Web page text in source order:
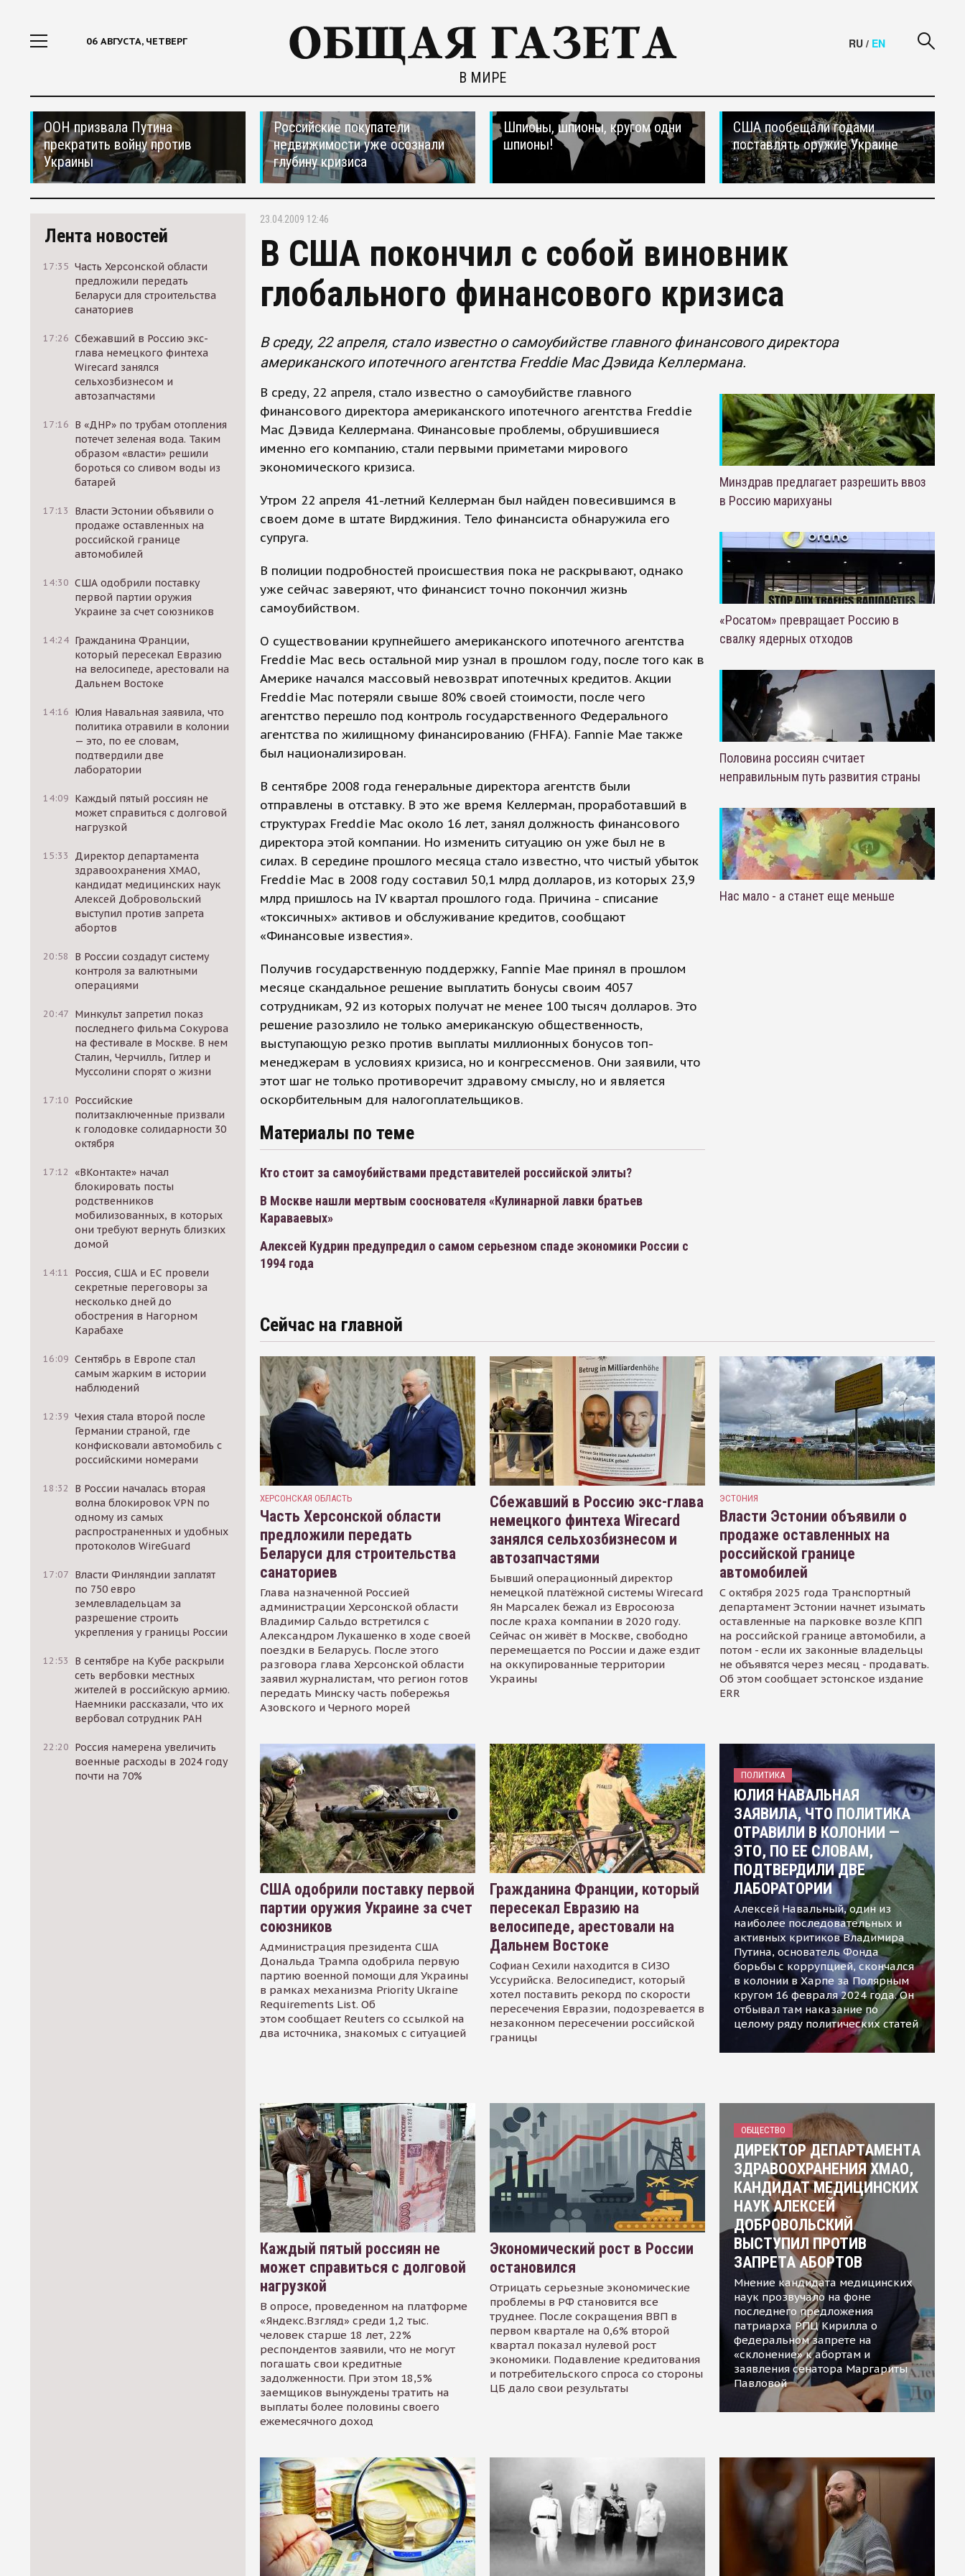
06 АВГУСТА, ЧЕТВЕРГ
В МИРЕ
RU / EN
ООН призвала Путина
прекратить войну против
Украины
Российские покупатели
недвижимости уже осознали
глубину кризиса
Шпионы, шпионы, кругом одни
шпионы!
США пообещали годами
поставлять оружие Украине
Лента новостей
17:35 Часть Херсонской области
предложили передать
Беларуси для строительства
санаториев
17:26 Сбежавший в Россию экс-
глава немецкого финтеха
Wirecard занялся
сельхозбизнесом и
автозапчастями
17:16 В «ДНР» по трубам отопления
потечет зеленая вода. Таким
образом «власти» решили
бороться со сливом воды из
батарей
17:13
Власти Эстонии объявили о
продаже оставленных на
российской границе
автомобилей
14:30 США одобрили поставку
первой партии оружия
Украине за счет союзников
14:24 Гражданина Франции,
который пересекал Евразию
на велосипеде, арестовали на
Дальнем Востоке
14:16 Юлия Навальная заявила, что
политика отравили в колонии
— это, по ее словам,
подтвердили две
лаборатории
14:09 Каждый пятый россиян не
может справиться с долговой
нагрузкой
15:33
Директор департамента
здравоохранения ХМАО,
кандидат медицинских наук
Алексей Добровольский
выступил против запрета
абортов
20:58
В России создадут систему
контроля за валютными
операциями
20:47 Минкульт запретил показ
последнего фильма Сокурова
на фестивале в Москве. В нем
Сталин, Черчилль, Гитлер и
Муссолини спорят о жизни
17:10 Российские
политзаключенные призвали
к голодовке солидарности 30
октября
17:12 «ВКонтакте» начал
блокировать посты
родственников
мобилизованных, в которых
они требуют вернуть близких
домой
14:11
Россия, США и ЕС провели
секретные переговоры за
несколько дней до
обострения в Нагорном
Карабахе
16:09 Сентябрь в Европе стал
самым жарким в истории
наблюдений
12:39 Чехия стала второй после
Германии страной, где
конфисковали автомобиль с
российскими номерами
18:32
В России началась вторая
волна блокировок VPN по
одному из самых
распространенных и удобных
протоколов WireGuard
17:07 Власти Финляндии заплатят
по 750 евро
землевладельцам за
разрешение строить
укрепления у границы России
12:53
В сентябре на Кубе раскрыли
сеть вербовки местных
жителей в российскую армию.
Наемники рассказали, что их
вербовал сотрудник РАН
22:20 Россия намерена увеличить
военные расходы в 2024 году
почти на 70%
23.04.2009 12:46
В США покончил с собой виновник
глобального финансового кризиса
В среду, 22 апреля, стало известно о самоубийстве главного финансового директора
американского ипотечного агентства Freddie Mac Дэвида Келлермана.
В среду, 22 апреля, стало известно о самоубийстве главного
финансового директора американского ипотечного агентства Freddie
Mac Дэвида Келлермана. Финансовые проблемы, обрушившиеся
именно его компанию, стали первыми приметами мирового
экономического кризиса.
Утром 22 апреля 41-летний Келлерман был найден повесившимся в
своем доме в штате Вирджиния. Тело финансиста обнаружила его
супруга.
В полиции подробностей происшествия пока не раскрывают, однако
уже сейчас заверяют, что финансист точно покончил жизнь
самоубийством.
О существовании крупнейшего американского ипотечного агентства
Freddie Mac весь остальной мир узнал в прошлом году, после того как в
Америке начался массовый невозврат ипотечных кредитов. Акции
Freddie Mac потеряли свыше 80% своей стоимости, после чего
агентство перешло под контроль государственного Федерального
агентства по жилищному финансированию (FHFA). Fannie Mae также
был национализирован.
В сентябре 2008 года генеральные директора агентств были
отправлены в отставку. В это же время Келлерман, проработавший в
структурах Freddie Mac около 16 лет, занял должность финансового
директора этой компании. Но изменить ситуацию он уже был не в
силах. В середине прошлого месяца стало известно, что чистый убыток
Freddie Mac в 2008 году составил 50,1 млрд долларов, из которых 23,9
млрд пришлось на IV квартал прошлого года. Причина - списание
«токсичных» активов и обслуживание кредитов, сообщают
«Финансовые известия».
Получив государственную поддержку, Fannie Mae принял в прошлом
месяце скандальное решение выплатить бонусы своим 4057
сотрудникам, 92 из которых получат не менее 100 тысяч долларов. Это
решение разозлило не только американскую общественность,
выступающую резко против выплаты миллионных бонусов топ-
менеджерам в условиях кризиса, но и конгрессменов. Они заявили, что
этот шаг не только противоречит здравому смыслу, но и является
оскорбительным для налогоплательщиков.
Материалы по теме
Кто стоит за самоубийствами представителей российской элиты?
В Москве нашли мертвым сооснователя «Кулинарной лавки братьев
Караваевых»
Алексей Кудрин предупредил о самом серьезном спаде экономики России с
1994 года
Минздрав предлагает разрешить ввоз
в Россию марихуаны
«Росатом» превращает Россию в
свалку ядерных отходов
Половина россиян считает
неправильным путь развития страны
Нас мало - а станет еще меньше
Сейчас на главной
ХЕРСОНСКАЯ ОБЛАСТЬ
Часть Херсонской области
предложили передать
Беларуси для строительства
санаториев
Глава назначенной Россией
администрации Херсонской области
Владимир Сальдо встретился с
Александром Лукашенко в ходе своей
поездки в Беларусь. После этого
разговора глава Херсонской области
заявил журналистам, что регион готов
передать Минску часть побережья
Азовского и Черного морей
Сбежавший в Россию экс-глава
немецкого финтеха Wirecard
занялся сельхозбизнесом и
автозапчастями
Бывший операционный директор
немецкой платёжной системы Wirecard
Ян Марсалек бежал из Евросоюза
после краха компании в 2020 году.
Сейчас он живёт в Москве, свободно
перемещается по России и даже ездит
на оккупированные территории
Украины
ЭСТОНИЯ
Власти Эстонии объявили о
продаже оставленных на
российской границе
автомобилей
С октября 2025 года Транспортный
департамент Эстонии начнет изымать
оставленные на парковке возле КПП
на российской границе автомобили, а
потом - если их законные владельцы
не объявятся через месяц - продавать.
Об этом сообщает эстонское издание
ERR
США одобрили поставку первой
партии оружия Украине за счет
союзников
Администрация президента США
Дональда Трампа одобрила первую
партию военной помощи для Украины
в рамках механизма Priority Ukraine
Requirements List. Об
этом сообщает Reuters со ссылкой на
два источника, знакомых с ситуацией
Гражданина Франции, который
пересекал Евразию на
велосипеде, арестовали на
Дальнем Востоке
Софиан Сехили находится в СИЗО
Уссурийска. Велосипедист, который
хотел поставить рекорд по скорости
пересечения Евразии, подозревается в
незаконном пересечении российской
границы
ПОЛИТИКА
ЮЛИЯ НАВАЛЬНАЯ
ЗАЯВИЛА, ЧТО ПОЛИТИКА
ОТРАВИЛИ В КОЛОНИИ —
ЭТО, ПО ЕЕ СЛОВАМ,
ПОДТВЕРДИЛИ ДВЕ
ЛАБОРАТОРИИ
Алексей Навальный, один из
наиболее последовательных и
активных критиков Владимира
Путина, основатель Фонда
борьбы с коррупцией, скончался
в колонии в Харпе за Полярным
кругом 16 февраля 2024 года. Он
отбывал там наказание по
целому ряду политических статей
Каждый пятый россиян не
может справиться с долговой
нагрузкой
В опросе, проведенном на платформе
«Яндекс.Взгляд» среди 1,2 тыс.
человек старше 18 лет, 22%
респондентов заявили, что не могут
погашать свои кредитные
задолженности. При этом 18,5%
заемщиков вынуждены тратить на
выплаты более половины своего
ежемесячного доход
Экономический рост в России
остановился
Отрицать серьезные экономические
проблемы в РФ становится все
труднее. После сокращения ВВП в
первом квартале на 0,6% второй
квартал показал нулевой рост
экономики. Подавление кредитования
и потребительского спроса со стороны
ЦБ дало свои результаты
ОБЩЕСТВО
ДИРЕКТОР ДЕПАРТАМЕНТА
ЗДРАВООХРАНЕНИЯ ХМАО,
КАНДИДАТ МЕДИЦИНСКИХ
НАУК АЛЕКСЕЙ
ДОБРОВОЛЬСКИЙ
ВЫСТУПИЛ ПРОТИВ
ЗАПРЕТА АБОРТОВ
Мнение кандидата медицинских
наук прозвучало на фоне
последнего предложения
патриарха РПЦ Кирилла о
федеральном запрете на
«склонение» к абортам и
заявления сенатора Маргариты
Павловой